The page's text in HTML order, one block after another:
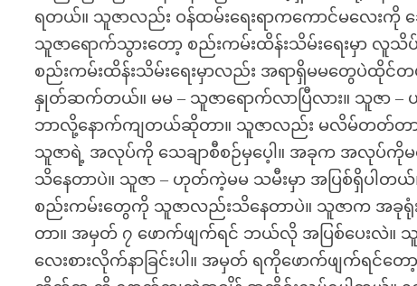
ရတယ်။ သူဇာလည်း ဝန်ထမ်းရေးရာကကောင်မလေးကို ခ
သူဇာရောက်သွားတော့ စည်းကမ်းထိန်းသိမ်းရေးမှာ လူသိ
စည်းကမ်းထိန်းသိမ်းရေးမှာလည်း အရာရှိမမတွေပဲထိုင်
နှုတ်ဆက်တယ်။ မမ – သူဇာရောက်လာပြီလား။ သူဇာ – ဟု
ဘာလို့နောက်ကျတယ်ဆိုတာ။ သူဇာလည်း မလိမ်တတ်တာနဲ့
သူဇာရဲ့ အလုပ်ကို သေချာစီစဉ်မှပေ့ါ။ အခုက အလုပ်ကို
သိနေတာပဲ။ သူဇာ – ဟုတ်ကဲ့မမ သမီးမှာ အပြစ်ရှိပါတယ်။
စည်းကမ်းတွေကို သူဇာလည်းသိနေတာပဲ။ သူဇာက အခုရုံ
တာ။ အမှတ် ၇ ဖောက်ဖျက်ရင် ဘယ်လို အပြစ်ပေးလဲ။
လေးစားလိုက်နာခြင်းပါ။ အမှတ် ရကိုဖောက်ဖျက်ရင်တ